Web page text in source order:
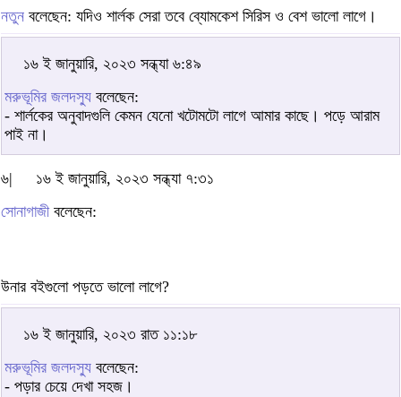
নতুন বলেছেন: যদিও শার্লক সেরা তবে ব্যোমকেশ সিরিস ও বেশ ভালো লাগে।
১৬ ই জানুয়ারি, ২০২৩ সন্ধ্যা ৬:৪৯
মরুভূমির জলদস্যু বলেছেন:
- শার্লকের অনুবাদগুলি কেমন যেনো খটোমটো লাগে আমার কাছে। পড়ে আরাম
পাই না।
৬|
১৬ ই জানুয়ারি, ২০২৩ সন্ধ্যা ৭:৩১
সোনাগাজীবলেছেন:
উনার বইগুলো পড়তে ভালো লাগে?
১৬ ই জানুয়ারি, ২০২৩ রাত ১১:১৮
মরুভূমির জলদস্যু বলেছেন:
- পড়ার চেয়ে দেখা সহজ।